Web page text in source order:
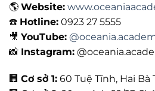
🌎 Website:
☎️ Hotline: 0923 27 5555
🎥 YouTube:
📸 Instagram:
🏢 Cơ sở 1: 60 Tuệ Tĩnh, Hai Bà